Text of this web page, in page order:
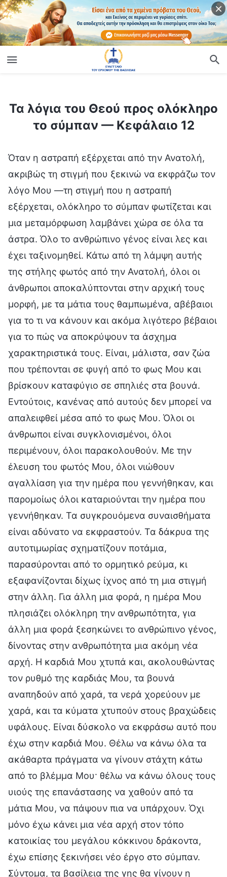
Τα λόγια του Θεού προς ολόκληρο
το σύμπαν — Κεφάλαιο 12
Όταν η αστραπή εξέρχεται από την Ανατολή,
ακριβώς τη στιγμή που ξεκινώ να εκφράζω τον
λόγο Μου —τη στιγμή που η αστραπή
εξέρχεται, ολόκληρο το σύμπαν φωτίζεται και
μια μεταμόρφωση λαμβάνει χώρα σε όλα τα
άστρα. Όλο το ανθρώπινο γένος είναι λες και
έχει ταξινομηθεί. Κάτω από τη λάμψη αυτής
της στήλης φωτός από την Ανατολή, όλοι οι
άνθρωποι αποκαλύπτονται στην αρχική τους
μορφή, με τα μάτια τους θαμπωμένα, αβέβαιοι
για το τι να κάνουν και ακόμα λιγότερο βέβαιοι
για το πώς να αποκρύψουν τα άσχημα
χαρακτηριστικά τους. Είναι, μάλιστα, σαν ζώα
που τρέπονται σε φυγή από το φως Μου και
βρίσκουν καταφύγιο σε σπηλιές στα βουνά.
Εντούτοις, κανένας από αυτούς δεν μπορεί να
απαλειφθεί μέσα από το φως Μου. Όλοι οι
άνθρωποι είναι συγκλονισμένοι, όλοι
περιμένουν, όλοι παρακολουθούν. Με την
έλευση του φωτός Μου, όλοι νιώθουν
αγαλλίαση για την ημέρα που γεννήθηκαν, και
παρομοίως όλοι καταριούνται την ημέρα που
γεννήθηκαν. Τα συγκρουόμενα συναισθήματα
είναι αδύνατο να εκφραστούν. Τα δάκρυα της
αυτοτιμωρίας σχηματίζουν ποτάμια,
παρασύρονται από το ορμητικό ρεύμα, κι
εξαφανίζονται δίχως ίχνος από τη μια στιγμή
στην άλλη. Για άλλη μια φορά, η ημέρα Μου
πλησιάζει ολόκληρη την ανθρωπότητα, για
άλλη μια φορά ξεσηκώνει το ανθρώπινο γένος,
δίνοντας στην ανθρωπότητα μια ακόμη νέα
αρχή. Η καρδιά Μου χτυπά και, ακολουθώντας
τον ρυθμό της καρδιάς Μου, τα βουνά
αναπηδούν από χαρά, τα νερά χορεύουν με
χαρά, και τα κύματα χτυπούν στους βραχώδεις
υφάλους. Είναι δύσκολο να εκφράσω αυτό που
έχω στην καρδιά Μου. Θέλω να κάνω όλα τα
ακάθαρτα πράγματα να γίνουν στάχτη κάτω
από το βλέμμα Μου· θέλω να κάνω όλους τους
υιούς της επανάστασης να χαθούν από τα
μάτια Μου, να πάψουν πια να υπάρχουν. Όχι
μόνο έχω κάνει μια νέα αρχή στον τόπο
κατοικίας του μεγάλου κόκκινου δράκοντα,
έχω επίσης ξεκινήσει νέο έργο στο σύμπαν.
Σύντομα, τα βασίλεια της γης θα γίνουν η